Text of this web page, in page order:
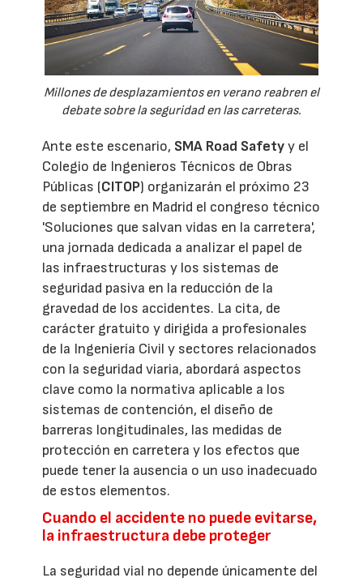
Millones de desplazamientos en verano reabren el
debate sobre la seguridad en las carreteras.
Ante este escenario, SMA Road Safetyy el
Colegio de Ingenieros Técnicos de Obras
Públicas (CITOP) organizarán el próximo 23
de septiembre en Madrid el congreso técnico
'Soluciones que salvan vidas en la carretera',
una jornada dedicada a analizar el papel de
las infraestructuras y los sistemas de
seguridad pasiva en la reducción de la
gravedad de los accidentes. La cita, de
carácter gratuito y dirigida a profesionales
de la Ingeniería Civil y sectores relacionados
con la seguridad viaria, abordará aspectos
clave como la normativa aplicable a los
sistemas de contención, el diseño de
barreras longitudinales, las medidas de
protección en carretera y los efectos que
puede tener la ausencia o un uso inadecuado
de estos elementos.
Cuando el accidente no puede evitarse,
la infraestructura debe proteger
La seguridad vial no depende únicamente del